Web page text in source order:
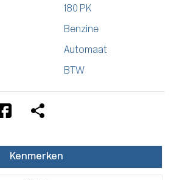
180 PK
Benzine
Automaat
BTW
Kenmerken